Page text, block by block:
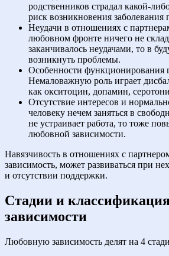
родственников страдал какой-
риск возникновения заболевания
Неудачи в отношениях с
любовном фронте ничего не
заканчивалось неудачами, то в
возникнуть проблемы.
Особенности функционирования
Немаловажную роль играет
как окситоцин, допамин,
Отсутствие интересов и
человеку нечем заняться в
не устраивает работа, то тоже
любовной зависимости.
Навязчивость в отношениях с
зависимость, может развиваться при
и отсутствии поддержки.
Стадии и
зависимости
Любовную зависимость делят на 4